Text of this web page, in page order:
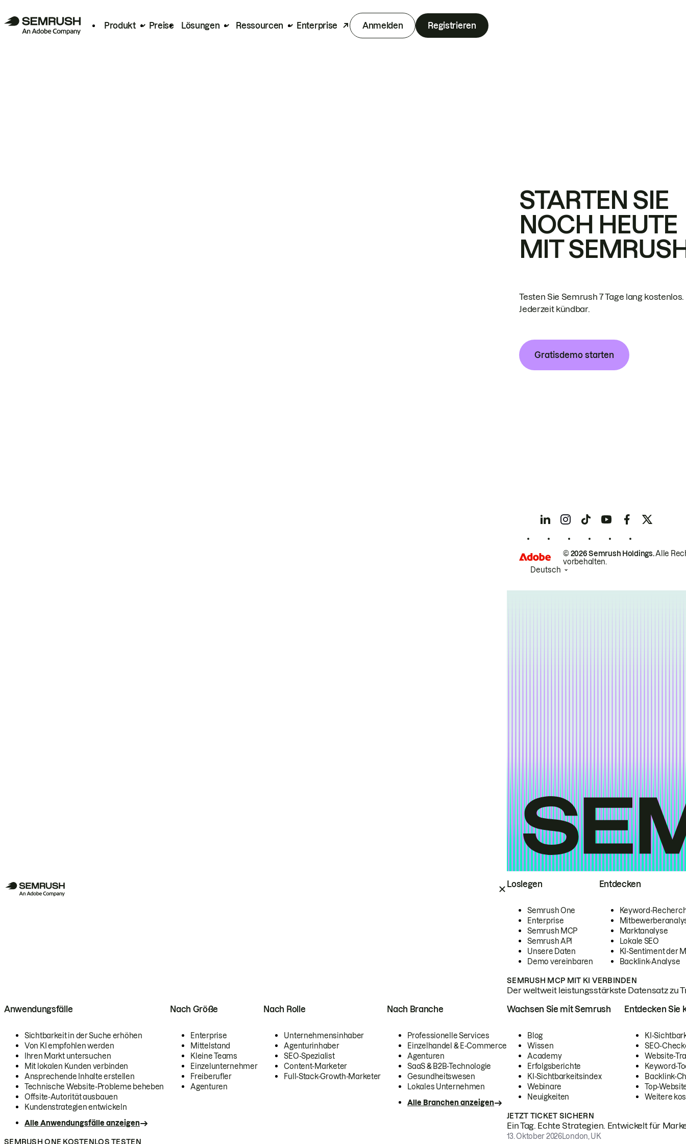
Produkt Preise Lösungen Ressourcen Enterprise Anmelden Registrieren
Loslegen
Semrush One
Enterprise
Semrush MCP
Semrush API
Unsere Daten
Demo vereinbaren
Entdecken
Keyword-
Marktanalyse
Lokale SEO
KI-Sentiment der
Backlink-Analyse
SEMRUSH MCP MIT KI VERBINDEN
Der weltweit leistungsstärkste Datensatz zu
Anwendungsfälle
Sichtbarkeit in der Suche erhöhen
Von KI empfohlen werden
Ihren Markt untersuchen
Mit lokalen Kunden verbinden
Ansprechende Inhalte erstellen
Technische Website-Probleme beheben
Offsite-Autorität ausbauen
Kundenstrategien entwickeln
Alle Anwendungsfälle anzeigen
Nach Größe
Enterprise
Mittelstand
Kleine Teams
Einzelunternehmer
Freiberufler
Agenturen
Nach Rolle
Unternehmensinhaber
Agenturinhaber
SEO-Spezialist
Content-Marketer
Full-Stack-Growth-Marketer
Nach Branche
Professionelle Services
Einzelhandel & E-Commerce
Agenturen
SaaS & B2B-Technologie
Gesundheitswesen
Lokales Unternehmen
Alle Branchen anzeigen
SEMRUSH ONE KOSTENLOS TESTEN
Wachsen Sie mit Semrush
Blog
Wissen
Academy
Erfolgsberichte
KI-Sichtbarkeitsindex
Webinare
Neuigkeiten
Entdecken Sie
KI-
SEO-
Website-
Keyword-
Backlink-
Top-
Weitere
JETZT TICKET SICHERN
Ein Tag. Echte Strategien. Entwickelt für
13. Oktober 2026London, UK
STARTEN SIE
NOCH HEUTE
MIT
Testen Sie Semrush 7 Tage lang kostenlos.
Jederzeit kündbar.
Gratisdemo starten
© 2026 Semrush Holdings.Alle
vorbehalten.
Deutsch